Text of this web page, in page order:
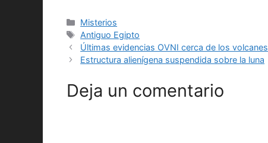
Categorías
Misterios
Etiquetas
Antiguo Egipto
Últimas evidencias OVNI cerca de los volcanes
Estructura alienígena suspendida sobre la luna
Deja un comentario